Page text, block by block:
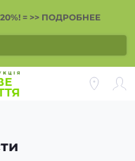
= >> ПОДРОБНЕЕ